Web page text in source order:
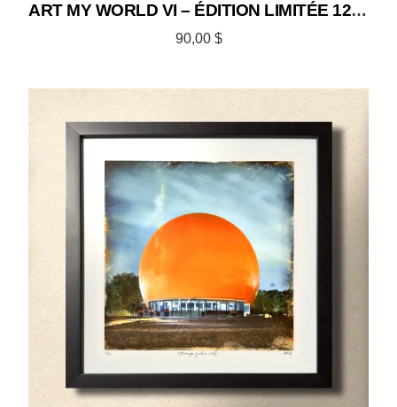
ART MY WORLD VI – ÉDITION LIMITÉE 12×12
90,00 $